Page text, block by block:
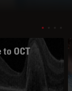
to OCT